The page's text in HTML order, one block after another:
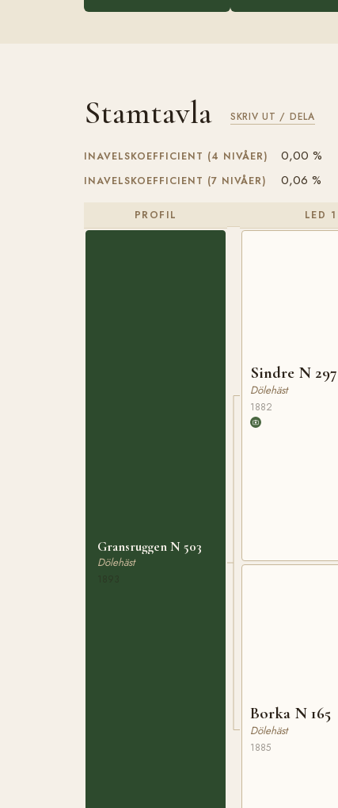
Stamtavla SKRIV UT / DELA
INAVELSKOEFFICIENT (4 NIVÅER) 0,00 %
INAVELSKOEFFICIENT (7 NIVÅER) 0,06 %
PROFIL
Gransruggen N 503
Dölehäst
LED 1
Sindre N 297
Dölehäst
1882
Borka N 165
Dölehäst
1885